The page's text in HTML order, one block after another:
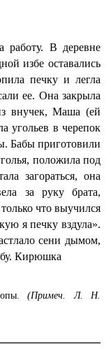
В деревне
избе оставались
печку и легла
ее. Она закрыла
внучек, Маша (ей
угольев в черепок
Бабы приготовили
положила под
загораться, она
за руку брата,
что выучился
я печку вздула».
сени дымом,
Кирюшка
(Примеч. Л. Н.